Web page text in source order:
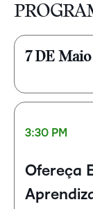
7 DE Maio
3:30 PM
Ofereça